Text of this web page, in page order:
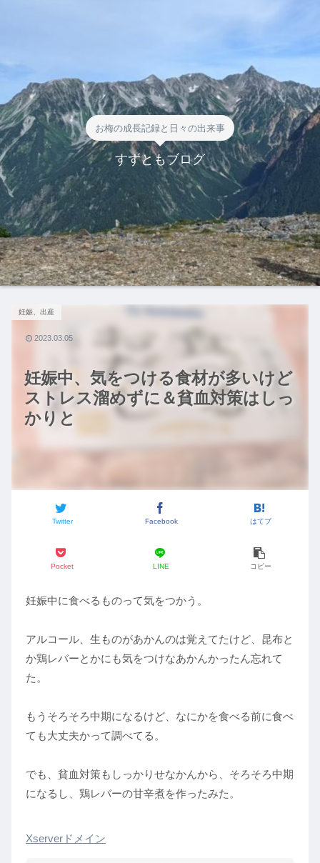
お梅の成長記録と日々の出来事
すずともブログ
妊娠中、気をつける食材が多いけど
ストレス溜めずに＆貧血対策はしっ
かりと
妊娠、出産
Twitter Facebook はてブ
Pocket LINE コピー
2023.03.05
妊娠中に食べるものって気をつかう。
アルコール、生ものがあかんのは覚えてたけど、昆布と
か鶏レバーとかにも気をつけなあかんかったん忘れて
た。
もうそろそろ中期になるけど、なにかを食べる前に食べ
ても大丈夫かって調べてる。
でも、貧血対策もしっかりせなかんから、そろそろ中期
になるし、鶏レバーの甘辛煮を作ったみた。
Xserverドメイン